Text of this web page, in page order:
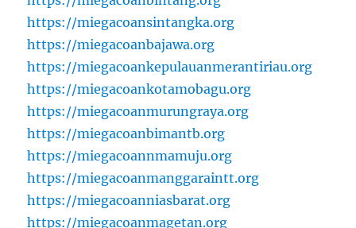
https://miegacoansintangka.org
https://miegacoanbajawa.org
https://miegacoankepulauanmerantiriau.org
https://miegacoankotamobagu.org
https://miegacoanmurungraya.org
https://miegacoanbimantb.org
https://miegacoannmamuju.org
https://miegacoanmanggaraintt.org
https://miegacoanniasbarat.org
https://miegacoanmagetan.org